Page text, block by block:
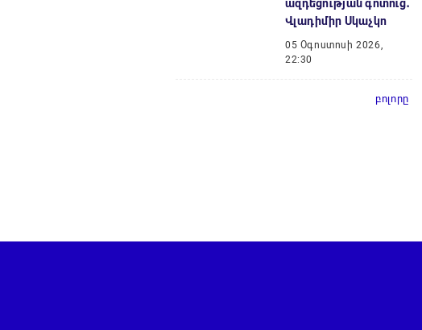
ազդեցության գոտուց․
Վլադիմիր Սկաչկո
05 Օգոստոսի 2026,
22:30
բոլորը